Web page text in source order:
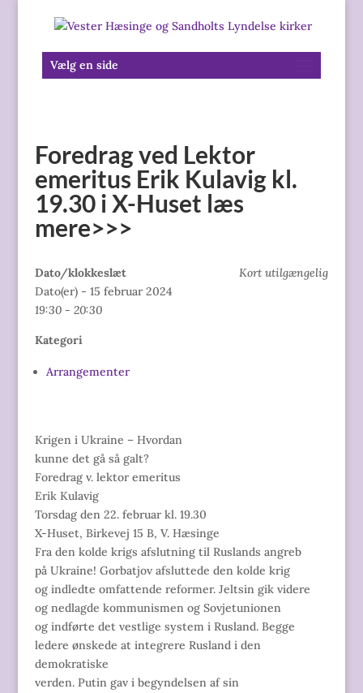
Vælg en side
Foredrag ved Lektor
emeritus Erik Kulavig kl.
19.30 i X-Huset læs
mere>>>
Kort utilgængelig
Dato/klokkeslæt
Dato(er) - 15 februar 2024
19:30 - 20:30
Kategori
Arrangementer
Krigen i Ukraine – Hvordan
kunne det gå så galt?
Foredrag v. lektor emeritus
Erik Kulavig
Torsdag den 22. februar kl. 19.30
X-Huset, Birkevej 15 B, V. Hæsinge
Fra den kolde krigs afslutning til Ruslands angreb
på Ukraine! Gorbatjov afsluttede den kolde krig
og indledte omfattende reformer. Jeltsin gik videre
og nedlagde kommunismen og Sovjetunionen
og indførte det vestlige system i Rusland. Begge
ledere ønskede at integrere Rusland i den
demokratiske
verden. Putin gav i begyndelsen af sin